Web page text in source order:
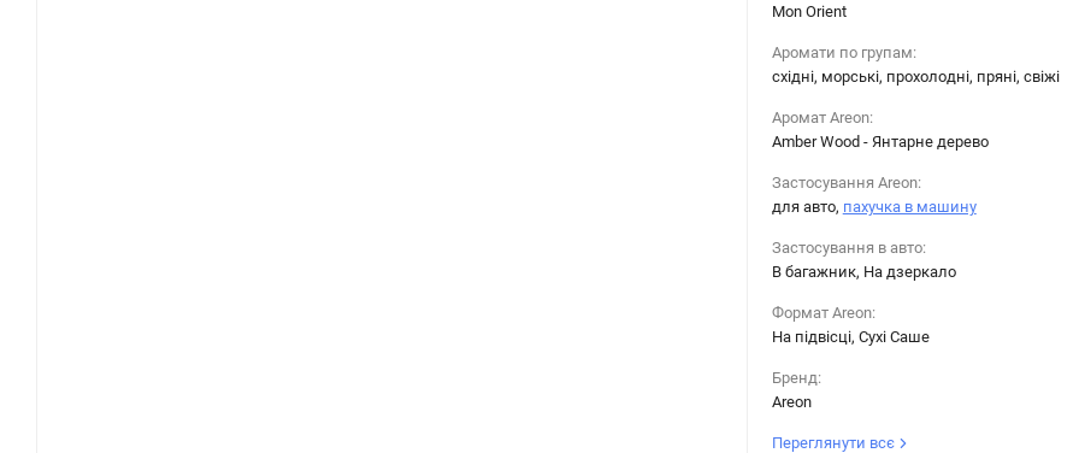
Mon Orient
Аромати по групам:
східні, морські, прохолодні, пряні, свіжі
Аромат Areon:
Amber Wood - Янтарне дерево
Застосування Areon:
для авто, пахучка в машину
Застосування в авто:
В багажник, На дзеркало
Формат Areon:
На підвісці, Сухі Саше
Бренд:
Areon
Переглянути всє